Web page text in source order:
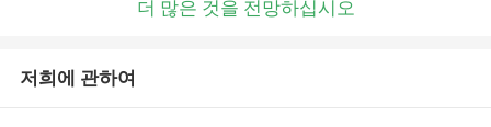
더 많은 것을 전망하십시오
저희에 관하여